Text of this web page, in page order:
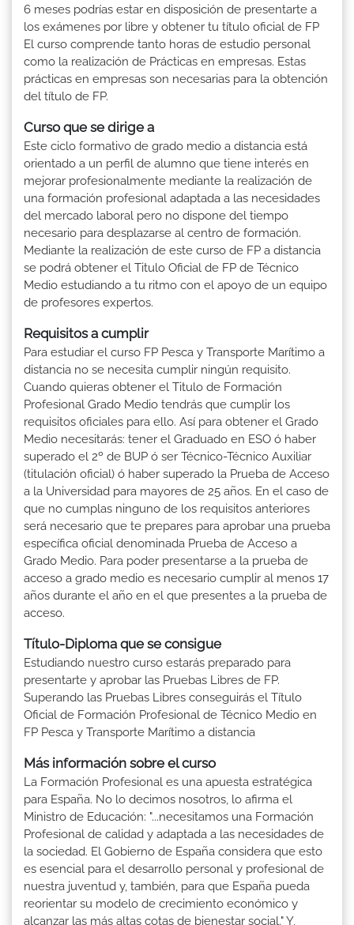
6 meses podrías estar en disposición de presentarte a
los exámenes por libre y obtener tu título oficial de FP
El curso comprende tanto horas de estudio personal
como la realización de Prácticas en empresas. Estas
prácticas en empresas son necesarias para la obtención
del título de FP.
Curso que se dirige a
Este ciclo formativo de grado medio a distancia está
orientado a un perfil de alumno que tiene interés en
mejorar profesionalmente mediante la realización de
una formación profesional adaptada a las necesidades
del mercado laboral pero no dispone del tiempo
necesario para desplazarse al centro de formación.
Mediante la realización de este curso de FP a distancia
se podrá obtener el Titulo Oficial de FP de Técnico
Medio estudiando a tu ritmo con el apoyo de un equipo
de profesores expertos.
Requisitos a cumplir
Para estudiar el curso FP Pesca y Transporte Marítimo a
distancia no se necesita cumplir ningún requisito.
Cuando quieras obtener el Titulo de Formación
Profesional Grado Medio tendrás que cumplir los
requisitos oficiales para ello. Así para obtener el Grado
Medio necesitarás: tener el Graduado en ESO ó haber
superado el 2º de BUP ó ser Técnico-Técnico Auxiliar
(titulación oficial) ó haber superado la Prueba de Acceso
a la Universidad para mayores de 25 años. En el caso de
que no cumplas ninguno de los requisitos anteriores
será necesario que te prepares para aprobar una prueba
específica oficial denominada Prueba de Acceso a
Grado Medio. Para poder presentarse a la prueba de
acceso a grado medio es necesario cumplir al menos 17
años durante el año en el que presentes a la prueba de
acceso.
Título-Diploma que se consigue
Estudiando nuestro curso estarás preparado para
presentarte y aprobar las Pruebas Libres de FP.
Superando las Pruebas Libres conseguirás el Título
Oficial de Formación Profesional de Técnico Medio en
FP Pesca y Transporte Marítimo a distancia
Más información sobre el curso
La Formación Profesional es una apuesta estratégica
para España. No lo decimos nosotros, lo afirma el
Ministro de Educación: "...necesitamos una Formación
Profesional de calidad y adaptada a las necesidades de
la sociedad. El Gobierno de España considera que esto
es esencial para el desarrollo personal y profesional de
nuestra juventud y, también, para que España pueda
reorientar su modelo de crecimiento económico y
alcanzar las más altas cotas de bienestar social." Y,